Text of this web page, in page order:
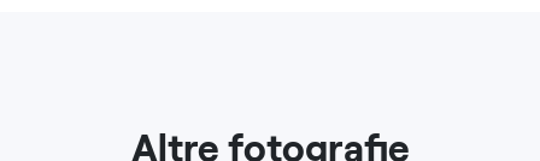
Altre fotografie